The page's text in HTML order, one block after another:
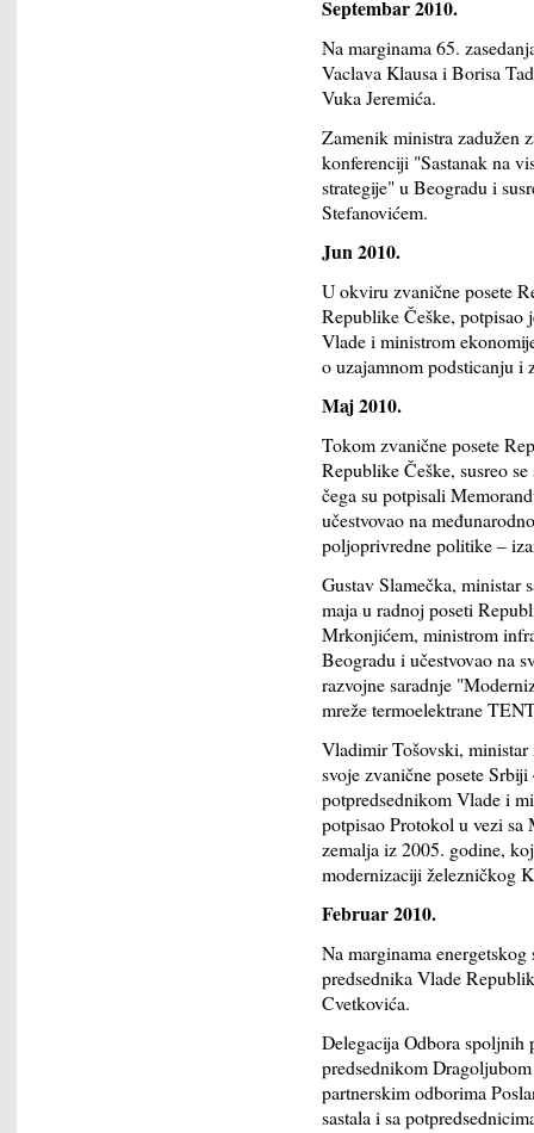
Septembar 2010.
Na marginama 65.
Vaclava Klausa i Borisa
Vuka Jeremića.
Zamenik ministra zadužen
konferenciji "Sastanak na
strategije" u Beogradu i
Stefanovićem.
Jun 2010.
U okviru zvanične posete
Republike Češke, potpisao
Vlade i ministrom
o uzajamnom podsticanju i
Maj 2010.
Tokom zvanične posete
Republike Češke, susreo
čega su potpisali
učestvovao na
poljoprivredne politike –
Gustav Slamečka, ministar
maja u radnoj poseti
Mrkonjićem, ministrom
Beogradu i učestvovao na
razvojne saradnje
mreže termoelektrane
Vladimir Tošovski, ministar
svoje zvanične posete
potpredsednikom Vlade i
potpisao Protokol u vezi
zemalja iz 2005. godine,
modernizaciji železničkog
Februar 2010.
Na marginama
predsednika Vlade
Cvetkovića.
Delegacija Odbora spoljnih
predsednikom
partnerskim odborima
sastala i sa